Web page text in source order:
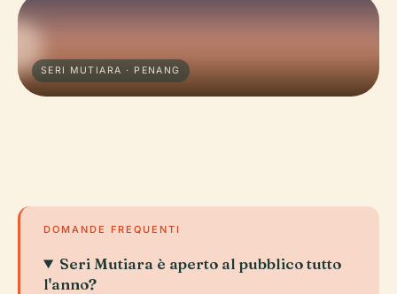
SERI MUTIARA · PENANG
DOMANDE FREQUENTI
Seri Mutiara è aperto al pubblico tutto
l'anno?